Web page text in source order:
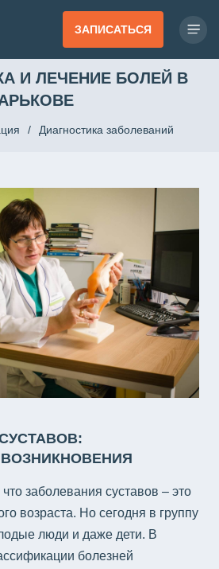
ЗАПИСАТЬСЯ
И ЛЕЧЕНИЕ БОЛЕЙ В
/ Диагностика заболеваний
заболевания суставов – это
возраста. Но сегодня в группу
люди и даже дети. В
болезней